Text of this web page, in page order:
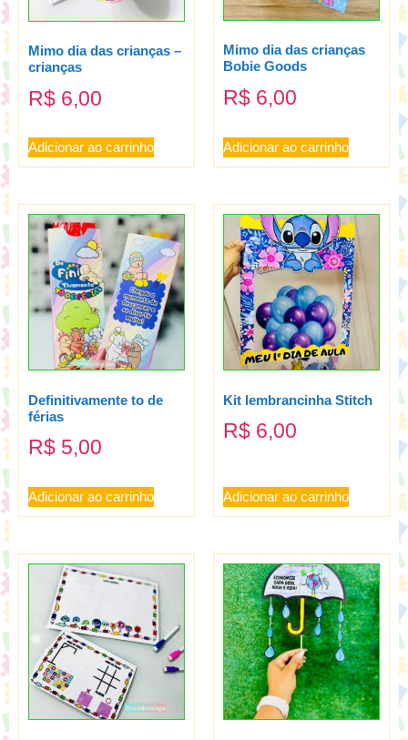
Mimo dia das crianças –
crianças
R$ 6,00
Adicionar ao carrinho
Mimo dia das crianças
Bobie Goods
R$ 6,00
Adicionar ao carrinho
Definitivamente to de
férias
R$ 5,00
Adicionar ao carrinho
Kit lembrancinha Stitch
R$ 6,00
Adicionar ao carrinho